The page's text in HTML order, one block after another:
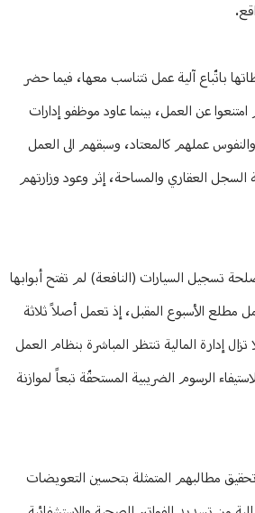
باتّباع آلية عمل تتناسب معها، فيما حضر
عن العمل، بينما عاود موظفو إدارات
عملهم كالمعتاد، وسبقهم الى العمل
العقاري والمساحة، إثر وعود وزارتهم
تسجيل السيارات (النافعة) لم تفتح أبوابها
مطلع الأسبوع المقبل، إذ تعمل أصلاً ثلاثة
تزال إدارة المالية تنتظر المباشرة بنظام العمل
الرسوم الضريبية المستحقّة تبعاً لموازنة
تحقيق مطالبهم المتمثلة بتحسين التعويضات